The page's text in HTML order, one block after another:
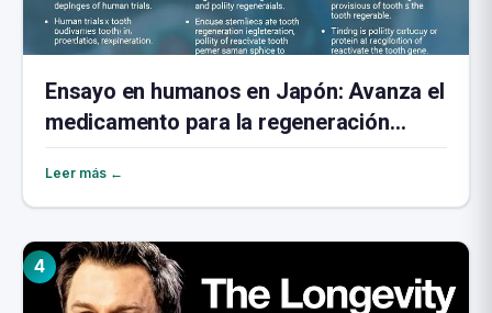
Ensayo en humanos en Japón: Avanza el
medicamento para la regeneración
dental
Leer más ←
4